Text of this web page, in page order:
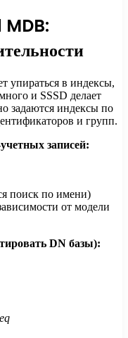
упираться в индексы,
и SSSD делает
задаются индексы по
и групп.
записей:
поиск по имени)
от модели
DN базы):